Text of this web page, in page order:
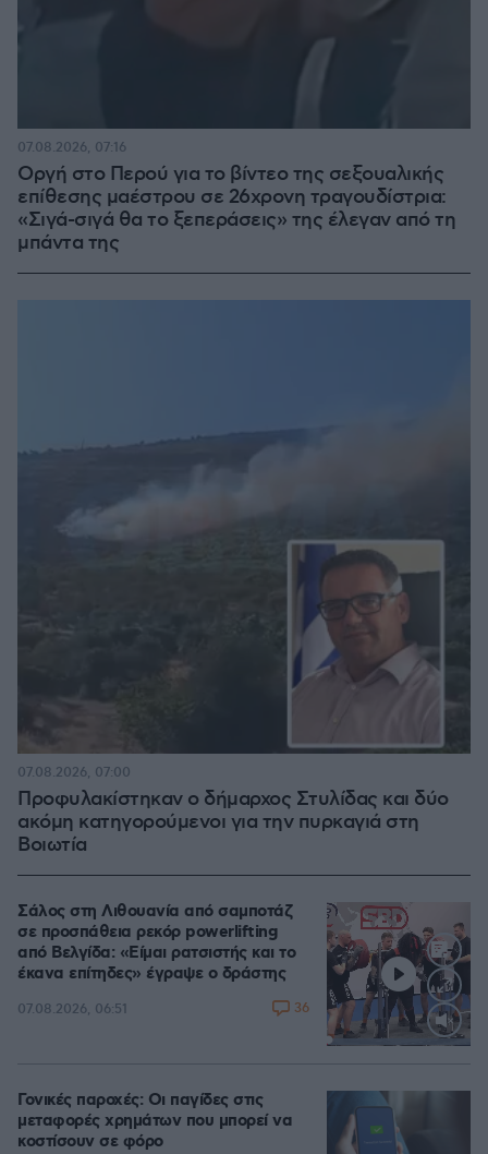
Οργή στο Περού για το βίντεο της σεξουαλικής
επίθεσης μαέστρου σε 26χρονη τραγουδίστρια:
«Σιγά-σιγά θα το ξεπεράσεις» της έλεγαν από τη
μπάντα της
07.08.2026, 07:16
Προφυλακίστηκαν ο δήμαρχος Στυλίδας και δύο
ακόμη κατηγορούμενοι για την πυρκαγιά στη
Βοιωτία
07.08.2026, 07:00
Loaded
Σάλος στη Λιθουανία από σαμποτάζ
σε προσπάθεια ρεκόρ powerlifting
από Βελγίδα: «Είμαι ρατσιστής και το
έκανα επίτηδες» έγραψε ο δράστης
07.08.2026, 06:51 36
Γονικές παροχές: Οι παγίδες στις
μεταφορές χρημάτων που μπορεί να
κοστίσουν σε φόρο